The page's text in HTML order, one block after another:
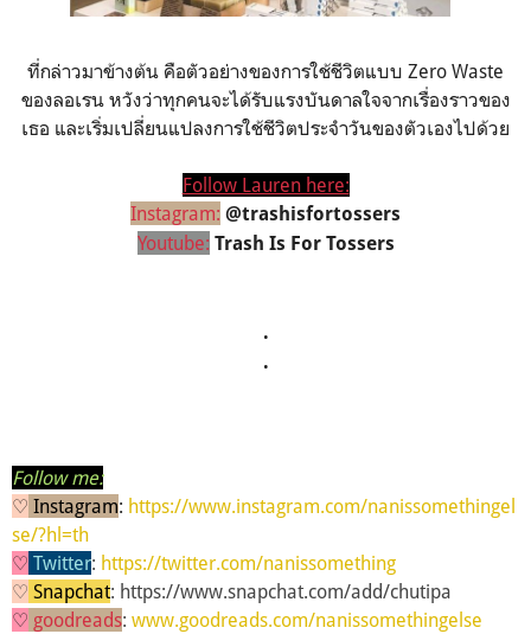
ที่กล่าวมาข้างต้น คือตัวอย่างของการใช้ชีวิตแบบ Zero Waste
ของลอเรน หวังว่าทุกคนจะได้รับแรงบันดาลใจจากเรื่องราวของ
เธอ และเริ่มเปลี่ยนแปลงการใช้ชีวิตประจำวันของตัวเองไปด้วย
Follow Lauren here:
Instagram: @trashisfortossers
Youtube: Trash Is For Tossers
.
.
Follow me:
♡ Instagram: https://www.instagram.com/nanissomethingel
se/?hl=th
♡ Twitter: https://twitter.com/nanissomething
♡ Snapchat: https://www.snapchat.com/add/chutipa
♡ goodreads: www.goodreads.com/nanissomethingelse